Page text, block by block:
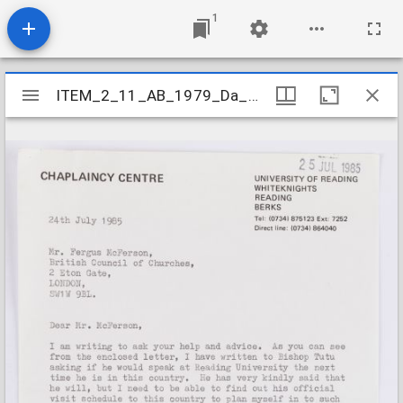
1
Mirador
viewer
ITEM_2_11_AB_1979_Da_3-4b_079
ITEM_2_11_AB_1979_Da_3-4b_079